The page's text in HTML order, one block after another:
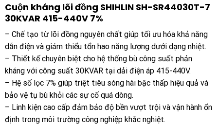
Cuộn kháng lõi đồng SHIHLIN SH-SR44030T-7
30KVAR 415-440V 7%
– Chế tạo từ lõi đồng nguyên chất giúp tối ưu hóa khả năng
dẫn điện và giảm thiểu tổn hao năng lượng dưới dạng nhiệt.
– Thiết kế chuyên biệt cho hệ thống bù công suất phản
kháng với công suất 30KVAR tại dải điện áp 415-440V.
– Hệ số lọc 7% giúp triệt tiêu sóng hài bậc thấp hiệu quả và
bảo vệ tụ bù khỏi các sự cố quá dòng.
– Linh kiện cao cấp đảm bảo độ bền vượt trội và vận hành ổn
định trong môi trường công nghiệp khắc nghiệt.